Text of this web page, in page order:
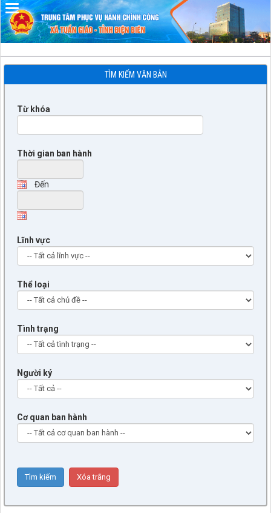
TÌM KIẾM VĂN BẢN
Từ khóa
Thời gian ban hành
Đến
Lĩnh vực
Thể loại
Tình trạng
Người ký
Cơ quan ban hành